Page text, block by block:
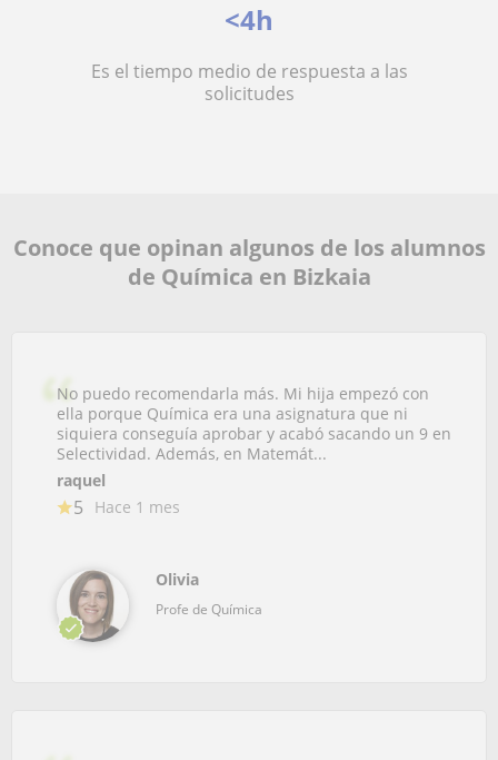
<4h
Es el tiempo medio de respuesta a las
solicitudes
Conoce que opinan algunos de los alumnos
de Química en Bizkaia
No puedo recomendarla más. Mi hija empezó con
ella porque Química era una asignatura que ni
siquiera conseguía aprobar y acabó sacando un 9 en
Selectividad. Además, en Matemát...
raquel
5 Hace 1 mes
Olivia
Profe de Química